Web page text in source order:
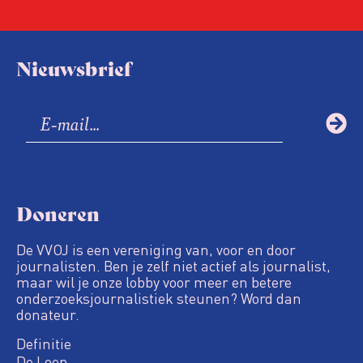
Nieuwsbrief
Doneren
De VVOJ is een vereniging van, voor en door
journalisten. Ben je zelf niet actief als journalist,
maar wil je onze lobby voor meer en betere
onderzoeksjournalistiek steunen? Word dan
donateur.
Definitie